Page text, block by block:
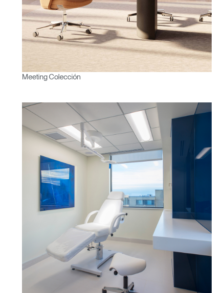
Seleccione su ubicación
Registro
REGISTRO
SIGN IN WITH SSO
Select
Region
Crear una cuenta
REGISTRO
¿Tiene un código de
ENTRAR
Box
Meeting Colección